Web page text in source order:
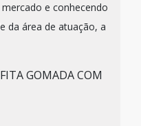
e conhecendo
da área de atuação, a
GOMADA COM